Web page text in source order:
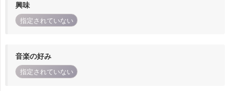
興味
指定されていない
音楽の好み
指定されていない